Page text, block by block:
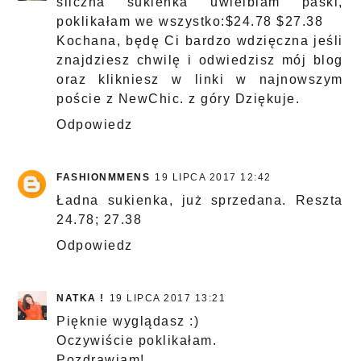
poklikałam we wszystko:$24.78 $27.38
Kochana, będę Ci bardzo wdzięczna jeśli
znajdziesz chwilę i odwiedzisz mój blog
oraz klikniesz w linki w najnowszym
poście z NewChic. z góry Dziękuje.
Odpowiedz
FASHIONMMENS 19 LIPCA 2017 12:42
Ładna sukienka, już sprzedana. Reszta
24.78; 27.38
Odpowiedz
NATKA ! 19 LIPCA 2017 13:21
Pięknie wyglądasz :)
Oczywiście poklikałam.